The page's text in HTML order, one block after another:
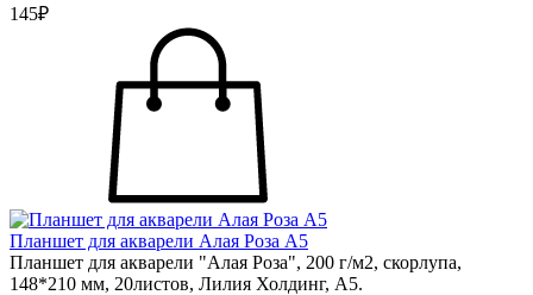
145₽
Планшет для акварели Алая Роза А5
Планшет для акварели "Алая Роза", 200 г/м2, скорлупа,
148*210 мм, 20листов, Лилия Холдинг, А5.